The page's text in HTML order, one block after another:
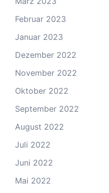
Februar 2023
Januar 2023
Dezember 2022
November 2022
Oktober 2022
September 2022
August 2022
Juli 2022
Juni 2022
Mai 2022